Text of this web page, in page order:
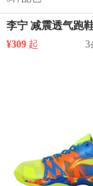
¥309 起 3